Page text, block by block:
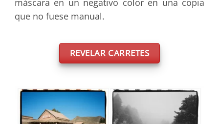
máscara en un negativo color en una copia
que no fuese manual.
REVELAR CARRETES